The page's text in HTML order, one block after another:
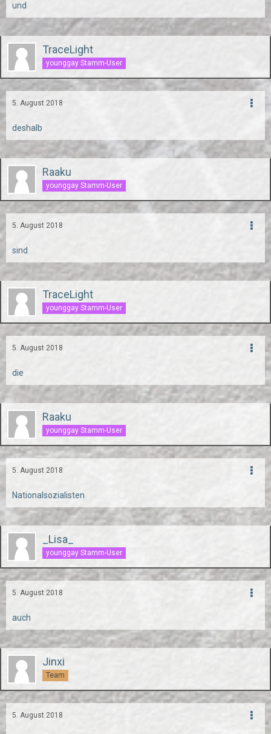
und
TraceLight
younggay Stamm-User
5. August 2018
deshalb
Raaku
younggay Stamm-User
5. August 2018
sind
TraceLight
younggay Stamm-User
5. August 2018
die
Raaku
younggay Stamm-User
5. August 2018
Nationalsozialisten
_Lisa_
younggay Stamm-User
5. August 2018
auch
Jinxi
Team
5. August 2018